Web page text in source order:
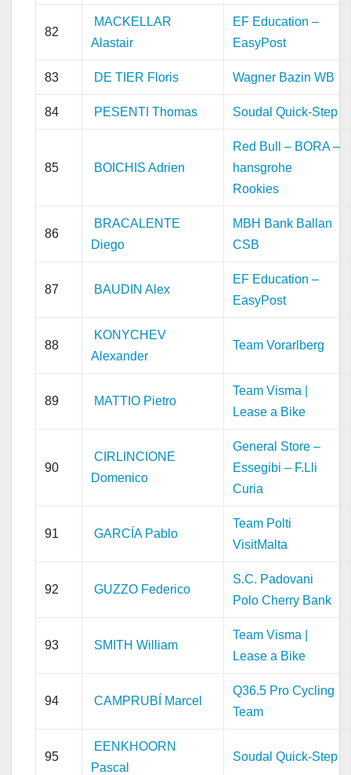
82
MACKELLAR
Alastair
EF Education –
EasyPost
83 DE TIER Floris Wagner Bazin WB
84 PESENTI Thomas Soudal Quick-Step
85 BOICHIS Adrien
Red Bull – BORA –
hansgrohe
Rookies
86
BRACALENTE
Diego
MBH Bank Ballan
CSB
87 BAUDIN Alex
EF Education –
EasyPost
88
KONYCHEV
Alexander
Team Vorarlberg
89 MATTIO Pietro
Team Visma |
Lease a Bike
90
CIRLINCIONE
Domenico
General Store –
Essegibi – F.Lli
Curia
91 GARCÍA Pablo
Team Polti
VisitMalta
92 GUZZO Federico
S.C. Padovani
Polo Cherry Bank
93 SMITH William
Team Visma |
Lease a Bike
94 CAMPRUBÍ Marcel
Q36.5 Pro Cycling
Team
95
EENKHOORN
Pascal
Soudal Quick-Step